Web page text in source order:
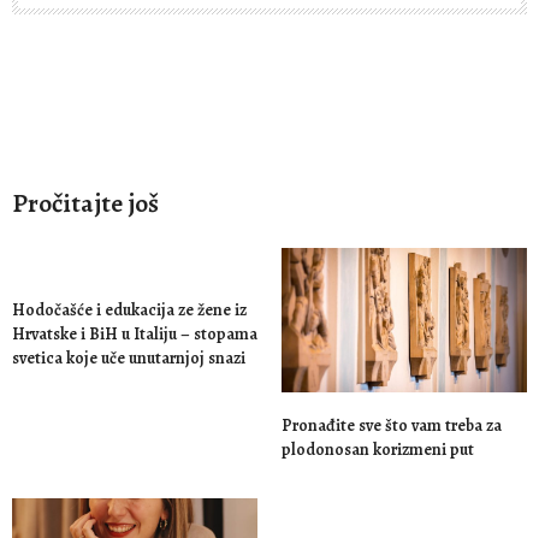
Pročitajte još
Hodočašće i edukacija ze žene iz
Hrvatske i BiH u Italiju – stopama
svetica koje uče unutarnjoj snazi
Pronađite sve što vam treba za
plodonosan korizmeni put